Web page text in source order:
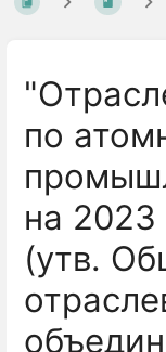
по
на
(утв.